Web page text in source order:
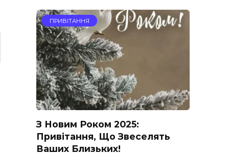
ПРИВІТАННЯ
З Новим Роком 2025:
Привітання, Що Звеселять
Ваших Близьких!